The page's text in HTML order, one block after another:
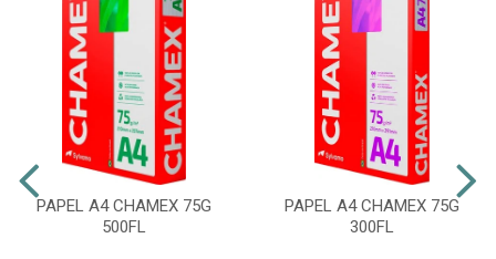
PAPEL A4 CHAMEX 75G
500FL
PAPEL A4 CHAMEX 75G
300FL